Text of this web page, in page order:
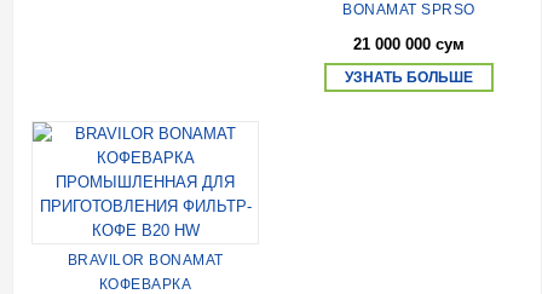
BONAMAT SPRSO
21 000 000 сум
УЗНАТЬ БОЛЬШЕ
BRAVILOR BONAMAT
КОФЕВАРКА